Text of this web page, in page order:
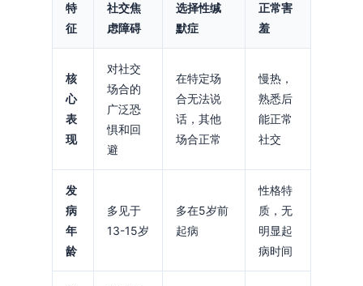
特
征
社交焦
虑障碍
选择性缄
默症
正常害
羞
核
心
表
现
对社交
场合的
广泛恐
惧和回
避
在特定场
合无法说
话，其他
场合正常
慢热，
熟悉后
能正常
社交
发
病
年
龄
多见于
13-15岁
多在5岁前
起病
性格特
质，无
明显起
病时间